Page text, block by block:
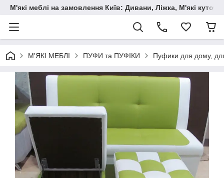
М'які меблі на замовлення Київ: Дивани, Ліжка, М'які
М'ЯКІ МЕБЛІ ПУФИ та ПУФІКИ Пуфики для дому, для